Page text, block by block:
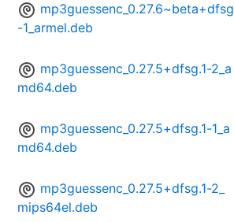
mp3guessenc_0.27.6~beta+dfsg
-1_armel.deb
mp3guessenc_0.27.5+dfsg.1-2_a
md64.deb
mp3guessenc_0.27.5+dfsg.1-1_a
md64.deb
mp3guessenc_0.27.5+dfsg.1-2_
mips64el.deb